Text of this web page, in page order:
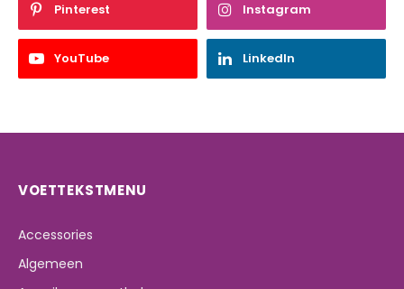
Pinterest Instagram
YouTube LinkedIn
VOETTEKSTMENU
Accessories
Algemeen